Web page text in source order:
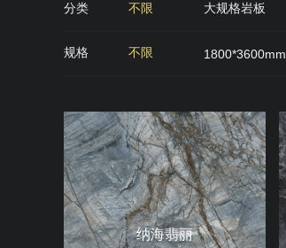
分类 不限 大规格岩板
规格 不限 1800*3600mm
纳海翡丽